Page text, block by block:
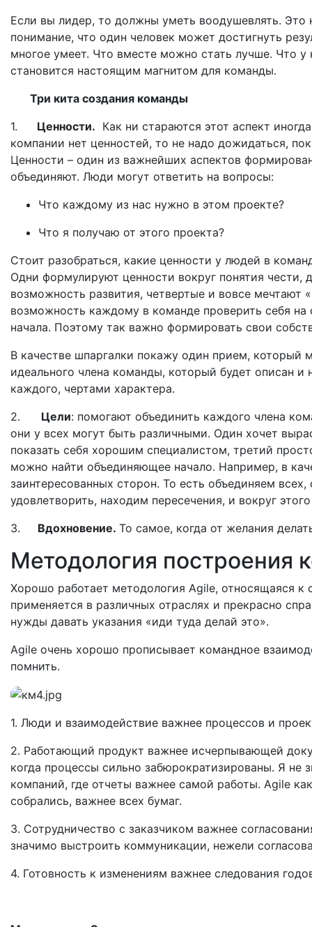
Если вы лидер, то должны уметь воодушевлять. Это
понимание, что один человек может достигнуть
многое умеет. Что вместе можно стать лучше. Что
становится настоящим магнитом для команды.
Три кита создания команды
1.
Ценности. Как ни стараются этот аспект
компании нет ценностей, то не надо дожидаться,
Ценности – один из важнейших аспектов
объединяют. Люди могут ответить на вопросы:
Что каждому из нас нужно в этом проекте?
Что я получаю от этого проекта?
Стоит разобраться, какие ценности у людей в
Одни формулируют ценности вокруг понятия чести,
возможность развития, четвертые и вовсе мечтают
возможность каждому в команде проверить себя на
начала. Поэтому так важно формировать свои
В качестве шпаргалки покажу один прием, который
идеального члена команды, который будет описан
каждого, чертами характера.
2. Цели: помогают объединить каждого члена
они у всех могут быть различными. Один хочет
показать себя хорошим специалистом, третий
можно найти объединяющее начало. Например, в
заинтересованных сторон. То есть объединяем
удовлетворить, находим пересечения, и вокруг
3.
Вдохновение. То самое, когда от желания
Методология построения
Хорошо работает методология Аgile, относящаяся к
применяется в различных отраслях и прекрасно
нужды давать указания «иди туда делай это».
Аgile очень хорошо прописывает командное
помнить.
1. Люди и взаимодействие важнее процессов и
2. Работающий продукт важнее исчерпывающей
когда процессы сильно забюрократизированы. Я не
компаний, где отчеты важнее самой работы. Аgile
собрались, важнее всех бумаг.
3. Сотрудничество с заказчиком важнее
значимо выстроить коммуникации, нежели
4. Готовность к изменениям важнее следования